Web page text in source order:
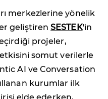
merkezlerine yönelik
geliştirenSESTEK'in
projeler,
somut verilerle
AI ve Conversation
kurumlar ilk